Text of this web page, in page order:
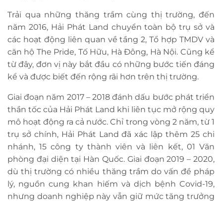
Trải qua những thăng trầm cùng thị trường, đến
năm 2016, Hải Phát Land chuyển toàn bộ trụ sở và
các hoạt động liên quan về tầng 2, Tổ hợp TMDV và
căn hộ The Pride, Tố Hữu, Hà Đông, Hà Nội. Cũng kể
từ đây, đơn vị này bắt đầu có những bước tiến đáng
kể và được biết đến rộng rãi hơn trên thị trường.
Giai đoạn năm 2017 – 2018 đánh dấu bước phát triển
thần tốc của Hải Phát Land khi liên tục mở rộng quy
mô hoạt động ra cả nước. Chỉ trong vòng 2 năm, từ 1
trụ sở chính, Hải Phát Land đã xác lập thêm 25 chi
nhánh, 15 công ty thành viên và liên kết, 01 Văn
phòng đại diện tại Hàn Quốc. Giai đoạn 2019 – 2020,
dù thị trường có nhiều thăng trầm do vấn đề pháp
lý, nguồn cung khan hiếm và dịch bệnh Covid-19,
nhưng doanh nghiệp này vẫn giữ mức tăng trưởng